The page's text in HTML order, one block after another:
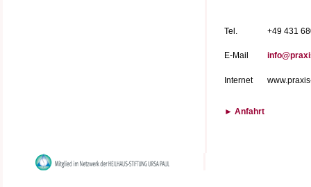
Tel. +49 431
E-Mail
Internet
► Anfahrt